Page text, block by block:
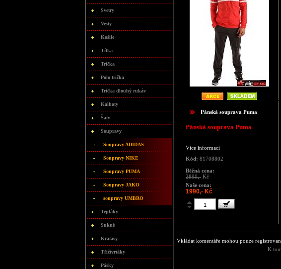
Svetry
Vesty
Košile
Tílka
Trička
Polo trička
Trička dlouhý rukáv
Kalhoty
Šaty
Soupravy
Soupravy ADIDAS
Soupravy NIKE
Soupravy PUMA
Soupravy JAKO
soupravy UMBRO
Tepláky
Sukně
Kratasy
Třičtvrtáky
Pásky
Pánská souprava Puma
Pánská souprava Puma
Více informací
Kód: 81708802
Běžná cena:
2890,- Kč
Naše cena:
1990,- Kč
Vkládat komentáře mohou pouze
K